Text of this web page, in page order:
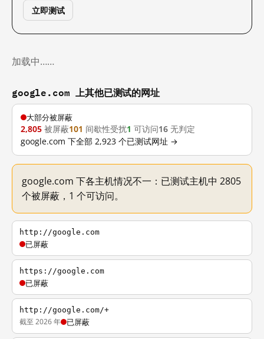
立即测试
加载中……
google.com 上其他已测试的网址
大部分被屏蔽
2,805 被屏蔽101 间歇性受扰1 可访问16 无判定
google.com 下全部 2,923 个已测试网址 →
google.com 下各主机情况不一：已测试主机中 2805
个被屏蔽，1 个可访问。
http://google.com
已屏蔽
https://google.com
已屏蔽
http://google.com/+
截至 2026 年 已屏蔽